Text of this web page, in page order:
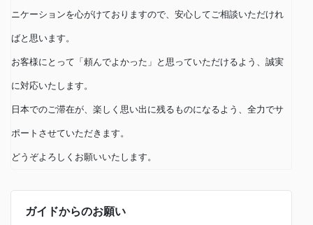
ニケーションを心がけておりますので、安心してご相談いただけれ
ばと思います。
お客様にとって「頼んでよかった」と思っていただけるよう、誠実
に対応いたします。
日本でのご滞在が、楽しく思い出に残るものになるよう、全力でサ
ポートさせていただきます。
どうぞよろしくお願いいたします。
ガイドからのお願い